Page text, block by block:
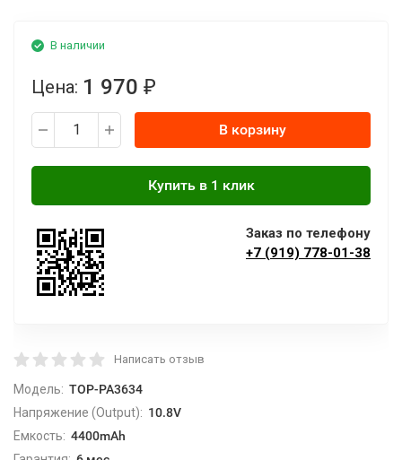
В наличии
Цена: 1 970 ₽
В корзину
Заказ по телефону
+7 (919) 778-01-38
Написать отзыв
Модель: TOP-PA3634
Напряжение (Output): 10.8V
Емкость: 4400mAh